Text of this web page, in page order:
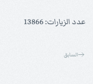
عدد الزيارات: 13866
السابق